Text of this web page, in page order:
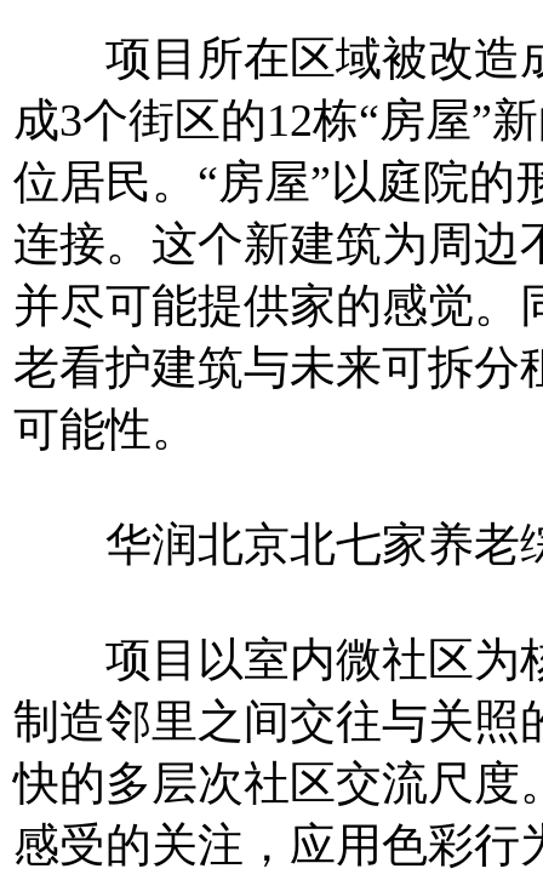
项目所在区域被改造
成3个街区的12栋“房屋”
位居民。“房屋”以庭院的
连接。这个新建筑为周边
并尽可能提供家的感觉。
老看护建筑与未来可拆分
可能性。
华润北京北七家养老
项目以室内微社区为
制造邻里之间交往与关照
快的多层次社区交流尺度
感受的关注，应用色彩行